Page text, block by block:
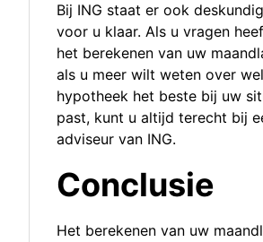
Bij ING staat er ook
voor u klaar. Als u vragen
het berekenen van uw
als u meer wilt weten over
hypotheek het beste bij uw
past, kunt u altijd terecht bij
adviseur van ING.
Conclusie
Het berekenen van uw